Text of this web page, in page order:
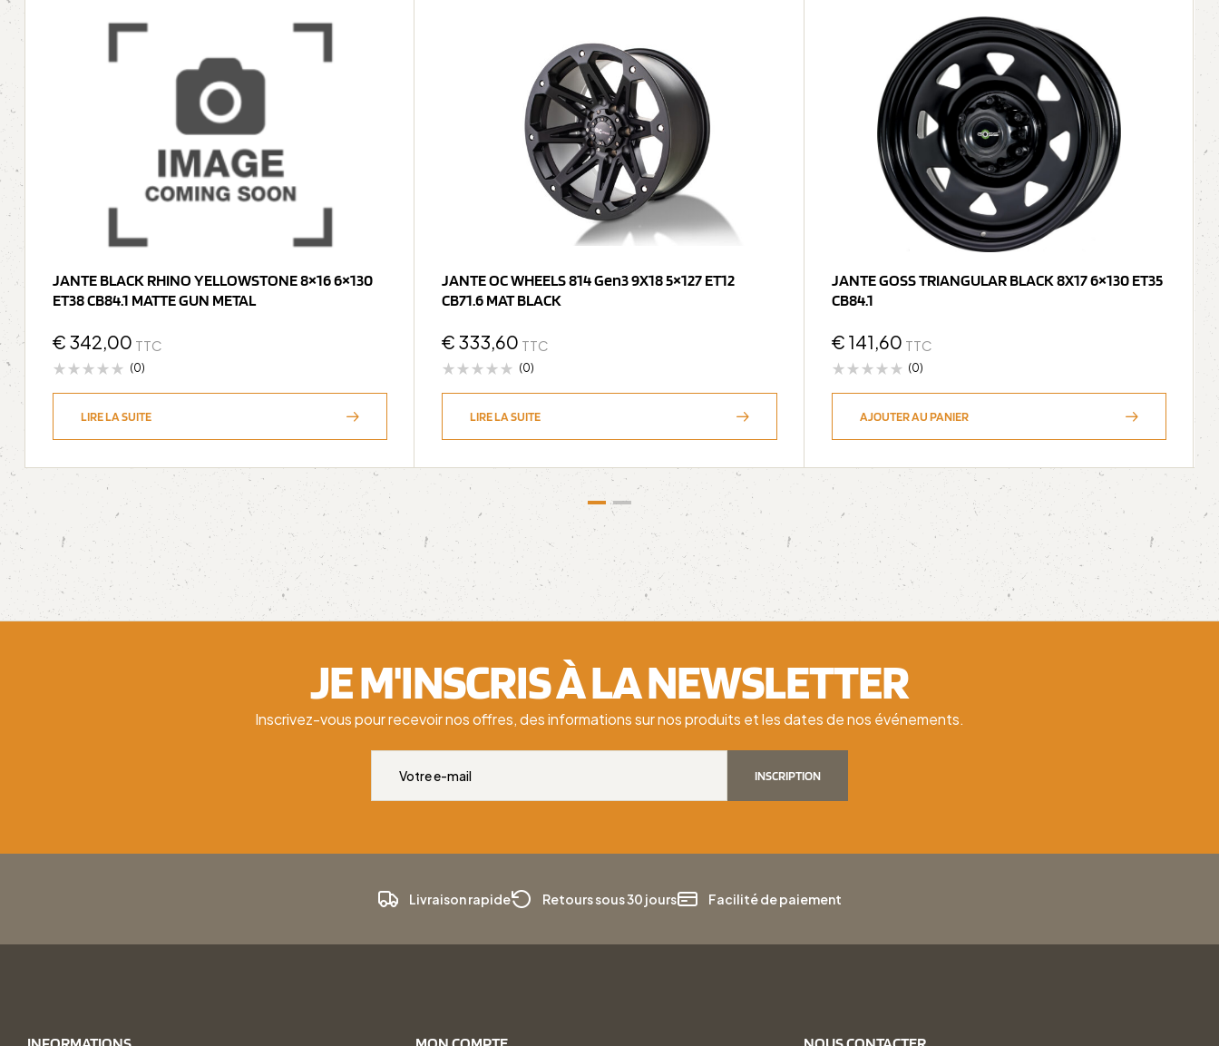
JANTE BLACK RHINO YELLOWSTONE 8×16 6×130
ET38 CB84.1 MATTE GUN METAL
€ 342,00 TTC
(0)
LIRE LA SUITE
JANTE OC WHEELS 814 Gen3 9X18 5×127 ET12
CB71.6 MAT BLACK
€ 333,60 TTC
(0)
LIRE LA SUITE
JANTE GOSS TRIANGULAR BLACK 8X17 6×130 ET35
CB84.1
€ 141,60 TTC
(0)
AJOUTER AU PANIER
JE M'INSCRIS À LA NEWSLETTER
Inscrivez-vous pour recevoir nos offres, des informations sur nos produits et les dates de nos événements.
INSCRIPTION
Livraison rapide Retours sous 30 jours Facilité de paiement